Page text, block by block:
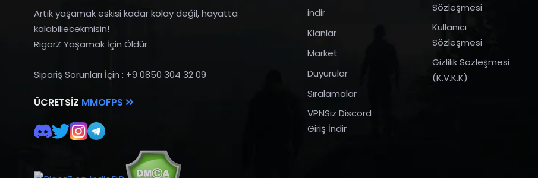
Artık yaşamak eskisi kadar kolay değil, hayatta
kalabiliecekmisin!
RigorZ Yaşamak İçin Öldür
Sipariş Sorunları İçin : +9 0850 304 32 09
ÜCRETSIZ MMOFPS
indir
Klanlar
Market
Duyurular
Sıralamalar
VPNSiz Discord
Giriş İndir
Sözleşmesi
Kullanıcı
Sözleşmesi
Gizlilik Sözleşmesi
(K.V.K.K)